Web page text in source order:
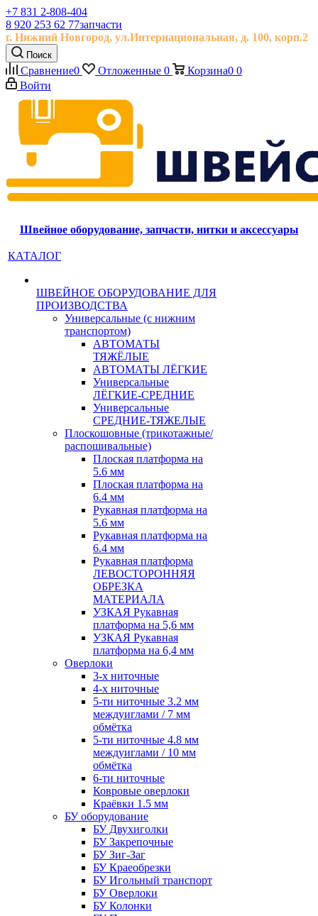
+7 831 2-808-404
8 920 253 62 77запчасти
г. Нижний Новгород, ул.Интернациональная, д. 100, корп.2
Поиск
Сравнение0 Отложенные 0 Корзина0 0
Войти
Швейное оборудование, запчасти, нитки и аксессуары
КАТАЛОГ
ШВЕЙНОЕ ОБОРУДОВАНИЕ ДЛЯ
ПРОИЗВОДСТВА
Универсальные (с нижним
транспортом)
АВТОМАТЫ
ТЯЖЁЛЫЕ
АВТОМАТЫ ЛЁГКИЕ
Универсальные
ЛЁГКИЕ-СРЕДНИЕ
Универсальные
СРЕДНИЕ-ТЯЖЕЛЫЕ
Плоскошовные (трикотажные/
распошивальные)
Плоская платформа на
5.6 мм
Плоская платформа на
6.4 мм
Рукавная платформа на
5.6 мм
Рукавная платформа на
6.4 мм
Рукавная платформа
ЛЕВОСТОРОННЯЯ
ОБРЕЗКА
МАТЕРИАЛА
УЗКАЯ Рукавная
платформа на 5,6 мм
УЗКАЯ Рукавная
платформа на 6,4 мм
Оверлоки
3-х ниточные
4-х ниточные
5-ти ниточные 3.2 мм
междуиглами / 7 мм
обмётка
5-ти ниточные 4.8 мм
междуиглами / 10 мм
обмётка
6-ти ниточные
Ковровые оверлоки
Краёвки 1.5 мм
БУ оборудование
БУ Двухиголки
БУ Закрепочные
БУ Зиг-Заг
БУ Краеобрезки
БУ Игольный транспорт
БУ Оверлоки
БУ Колонки